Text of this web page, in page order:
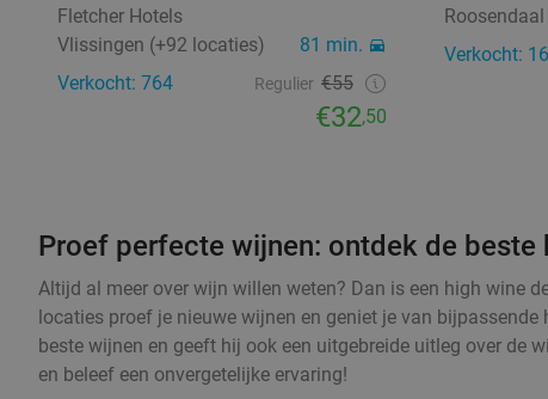
Fletcher Hotels
Vlissingen (+92 locaties)
81 min.
Verkocht: 764
Regulier €55
€32,50
Roosendaal
Verkocht:
Proef perfecte wijnen: ontdek de beste
Altijd al meer over wijn willen weten? Dan is een high wine
locaties proef je nieuwe wijnen en geniet je van
beste wijnen en geeft hij ook een uitgebreide uitleg over de
en beleef een onvergetelijke ervaring!